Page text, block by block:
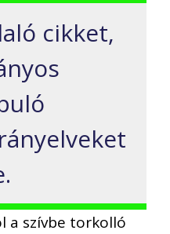
cikket,
a szívbe torkolló